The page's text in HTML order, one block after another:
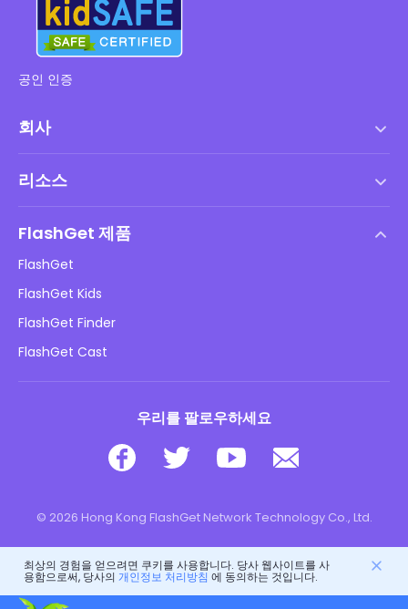
공인 인증
회사
DMCA 정책
개인정보 처리방침
광고 정책
내 정보를 판매하지 마십시오
리소스
아동 온라인 안전
다운로드
FlashGet 제품
FlashGet
FlashGet Kids
FlashGet Finder
FlashGet Cast
우리를 팔로우하세요
© 2026 Hong Kong FlashGet Network Technology Co., Ltd.
최상의 경험을 얻으려면 쿠키를 사용합니다. 당사 웹사이트를 사
용함으로써, 당사의 개인정보 처리방침 에 동의하는 것입니다.